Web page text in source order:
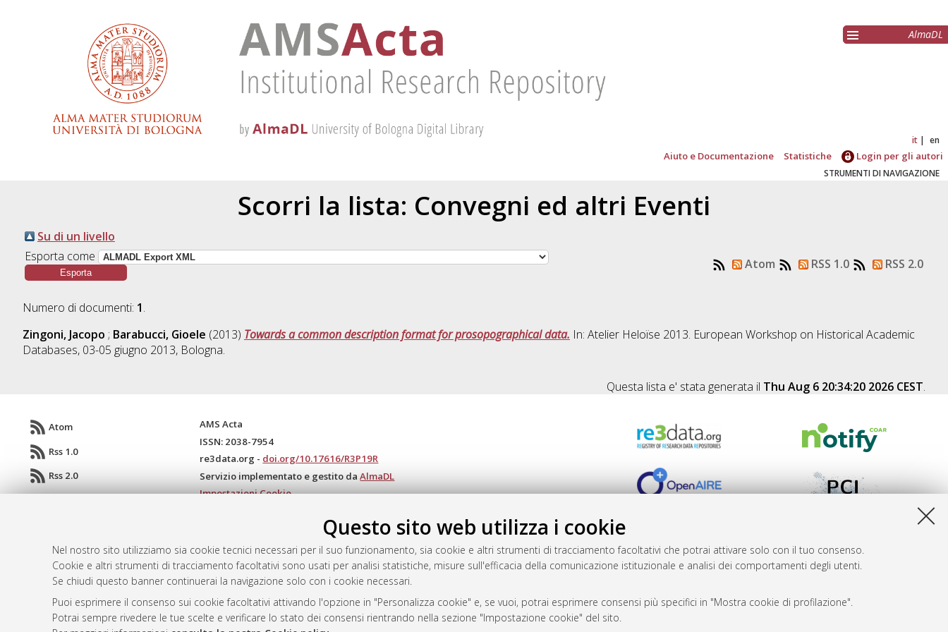
Questo sito web utilizza i cookie
Nel nostro sito utilizziamo sia cookie tecnici necessari per il suo funzionamento, sia cookie e altri strumenti di tracciamento facoltativi che potrai attivare solo con il tuo consenso.
Cookie e altri strumenti di tracciamento facoltativi sono usati per analisi statistiche, misure sull'efficacia della comunicazione istituzionale e analisi dei comportamenti degli utenti.
Se chiudi questo banner continuerai la navigazione solo con i cookie necessari.
Puoi esprimere il consenso sui cookie facoltativi attivando l'opzione in "Personalizza cookie" e, se vuoi, potrai esprimere consensi più specifici in "Mostra cookie di profilazione".
Potrai sempre rivedere le tue scelte e verificare lo stato dei consensi rientrando nella sezione "Impostazione cookie" del sito.
AlmaDL
it en
Aiuto e Documentazione Statistiche Login per gli autori
STRUMENTI DI NAVIGAZIONE
Scorri la lista: Convegni ed altri Eventi
Su di un livello
Esporta come
Atom RSS 1.0 RSS 2.0
Numero di documenti: 1.
Zingoni, Jacopo ; Barabucci, Gioele (2013) Towards a common description format for prosopographical data. In: Atelier Heloïse 2013. European Workshop on Historical Academic
Databases, 03-05 giugno 2013, Bologna.
Questa lista e' stata generata il Thu Aug 6 20:34:20 2026 CEST.
Atom
Rss 1.0
Rss 2.0
AMS Acta
ISSN: 2038-7954
re3data.org - doi.org/10.17616/R3P19R
Servizio implementato e gestito daAlmaDL
Impostazioni Cookie
Mission e policies del repository